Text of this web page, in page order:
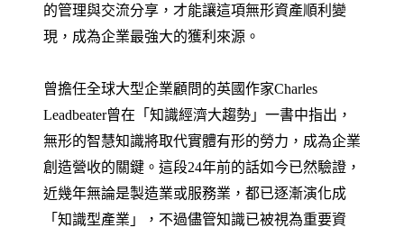
的管理與交流分享，才能讓這項無形資產順利變
現，成為企業最強大的獲利來源。
曾擔任全球大型企業顧問的英國作家Charles
Leadbeater曾在「知識經濟大趨勢」一書中指出，
無形的智慧知識將取代實體有形的勞力，成為企業
創造營收的關鍵。這段24年前的話如今已然驗證，
近幾年無論是製造業或服務業，都已逐漸演化成
「知識型產業」，不過儘管知識已被視為重要資